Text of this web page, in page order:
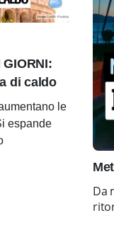
GIORNI:
di caldo
le
espande
Da